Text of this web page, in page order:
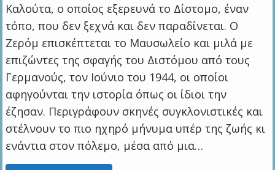
Καλούτα, ο οποίος εξερευνά το Δίστομο, έναν
τόπο, που δεν ξεχνά και δεν παραδίνεται. Ο
Ζερόμ επισκέπτεται το Μαυσωλείο και μιλά με
επιζώντες της σφαγής του Διστόμου από τους
Γερμανούς, τον Ιούνιο του 1944, οι οποίοι
αφηγούνται την ιστορία όπως οι ίδιοι την
έζησαν. Περιγράφουν σκηνές συγκλονιστικές και
στέλνουν το πιο ηχηρό μήνυμα υπέρ της ζωής κι
ενάντια στον πόλεμο, μέσα από μια…